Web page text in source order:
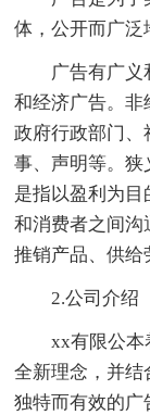
体，公开而广泛
广告有广义
和经济广告。非
政府行政部门、
事、声明等。狭
是指以盈利为
和消费者之间沟
推销产品、供给
2.公司介绍
xx有限公本
全新理念，并结
独特而有效的广